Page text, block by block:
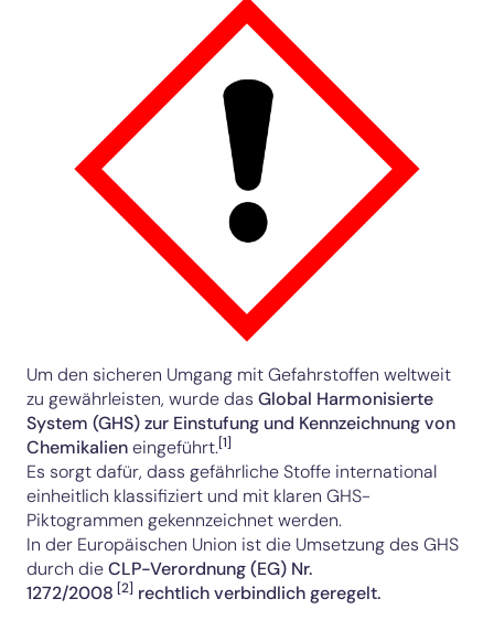
Um den sicheren Umgang mit Gefahrstoffen weltweit
zu gewährleisten, wurde das Global Harmonisierte
System (GHS)zur Einstufung und Kennzeichnung von
Chemikalieneingeführt.[1]
Es sorgt dafür, dass gefährliche Stoffe international
einheitlich klassifiziert und mit klaren GHS-
Piktogrammen gekennzeichnet werden.
In der Europäischen Union ist die Umsetzung des GHS
durch dieCLP-Verordnung (EG) Nr.
1272/2008 [2] rechtlich verbindlich geregelt.